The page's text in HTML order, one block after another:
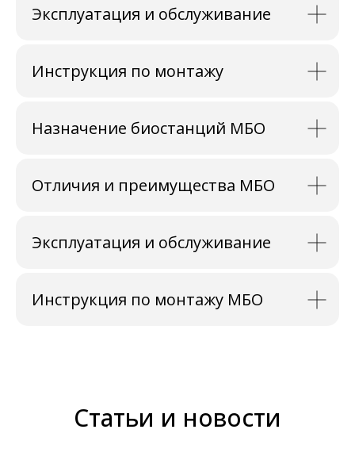
Эксплуатация и обслуживание
Инструкция по монтажу
Назначение биостанций МБО
Отличия и преимущества МБО
Эксплуатация и обслуживание
Инструкция по монтажу МБО
Статьи и новости